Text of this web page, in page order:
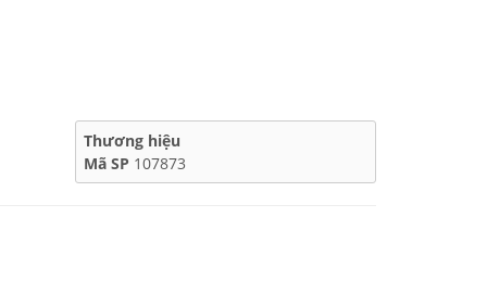
Thương hiệu
Mã SP 107873